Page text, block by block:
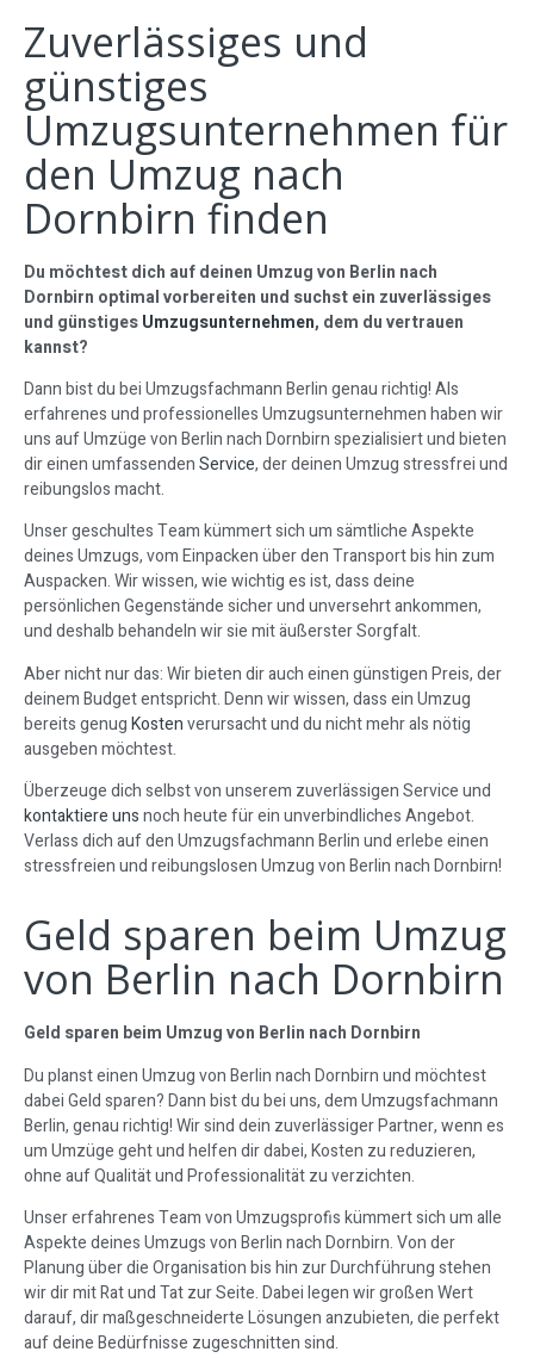
Zuverlässiges und
günstiges
Umzugsunternehmen für
den Umzug nach
Dornbirn finden
Du möchtest dich auf deinen Umzug von Berlin nach
Dornbirn optimal vorbereiten und suchst ein zuverlässiges
und günstigesUmzugsunternehmen, dem du vertrauen
kannst?
Dann bist du bei Umzugsfachmann Berlin genau richtig! Als
erfahrenes und professionelles Umzugsunternehmen haben wir
uns auf Umzüge von Berlin nach Dornbirn spezialisiert und bieten
dir einen umfassendenService, der deinen Umzug stressfrei und
reibungslos macht.
Unser geschultes Team kümmert sich um sämtliche Aspekte
deines Umzugs, vom Einpacken über den Transport bis hin zum
Auspacken. Wir wissen, wie wichtig es ist, dass deine
persönlichen Gegenstände sicher und unversehrt ankommen,
und deshalb behandeln wir sie mit äußerster Sorgfalt.
Aber nicht nur das: Wir bieten dir auch einen günstigen Preis, der
deinem Budget entspricht. Denn wir wissen, dass ein Umzug
bereits genugKostenverursacht und du nicht mehr als nötig
ausgeben möchtest.
Überzeuge dich selbst von unserem zuverlässigen Service und
kontaktiere unsnoch heute für ein unverbindliches Angebot.
Verlass dich auf den Umzugsfachmann Berlin und erlebe einen
stressfreien und reibungslosen Umzug von Berlin nach Dornbirn!
Geld sparen beim Umzug
von Berlin nach Dornbirn
Geld sparen beim Umzug von Berlin nach Dornbirn
Du planst einen Umzug von Berlin nach Dornbirn und möchtest
dabei Geld sparen? Dann bist du bei uns, dem Umzugsfachmann
Berlin, genau richtig! Wir sind dein zuverlässiger Partner, wenn es
um Umzüge geht und helfen dir dabei, Kosten zu reduzieren,
ohne auf Qualität und Professionalität zu verzichten.
Unser erfahrenes Team von Umzugsprofis kümmert sich um alle
Aspekte deines Umzugs von Berlin nach Dornbirn. Von der
Planung über die Organisation bis hin zur Durchführung stehen
wir dir mit Rat und Tat zur Seite. Dabei legen wir großen Wert
darauf, dir maßgeschneiderte Lösungen anzubieten, die perfekt
auf deine Bedürfnisse zugeschnitten sind.